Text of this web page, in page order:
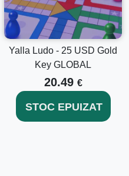
Yalla Ludo - 25 USD Gold
Key GLOBAL
20.49 €
STOC EPUIZAT